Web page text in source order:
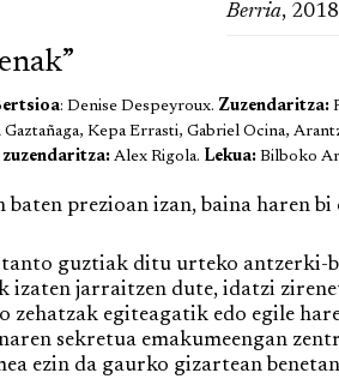
Berria,
: Denise Despeyroux. Zuzendaritza:
Kepa Errasti, Gabriel Ocina,
Alex Rigola. Lekua: Bilboko
prezioan izan, baina haren
guztiak ditu urteko antzerki-
izaten jarraitzen dute, idatzi
zehatzak egiteagatik edo egile
sekretua emakumeengan
ezin da gaurko gizartean